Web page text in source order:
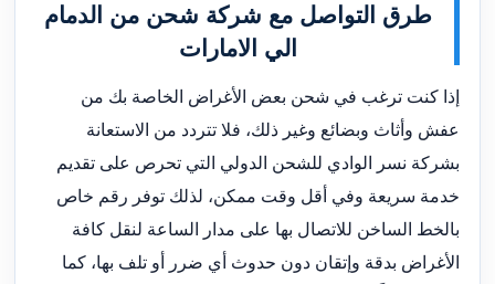
طرق التواصل مع شركة شحن من الدمام
الي الامارات
إذا كنت ترغب في شحن بعض الأغراض الخاصة بك من
عفش وأثاث وبضائع وغير ذلك، فلا تتردد من الاستعانة
بشركة نسر الوادي للشحن الدولي التي تحرص على تقديم
خدمة سريعة وفي أقل وقت ممكن، لذلك توفر رقم خاص
بالخط الساخن للاتصال بها على مدار الساعة لنقل كافة
الأغراض بدقة وإتقان دون حدوث أي ضرر أو تلف بها، كما